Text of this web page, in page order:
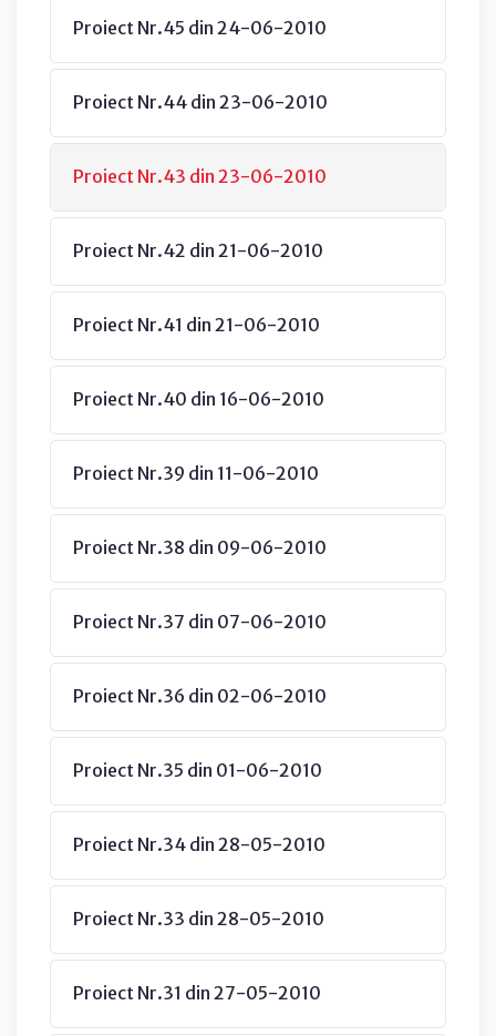
Proiect Nr.45 din 24-06-2010
Proiect Nr.44 din 23-06-2010
Proiect Nr.43 din 23-06-2010
Proiect Nr.42 din 21-06-2010
Proiect Nr.41 din 21-06-2010
Proiect Nr.40 din 16-06-2010
Proiect Nr.39 din 11-06-2010
Proiect Nr.38 din 09-06-2010
Proiect Nr.37 din 07-06-2010
Proiect Nr.36 din 02-06-2010
Proiect Nr.35 din 01-06-2010
Proiect Nr.34 din 28-05-2010
Proiect Nr.33 din 28-05-2010
Proiect Nr.31 din 27-05-2010